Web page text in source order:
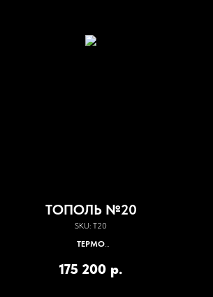
ТОПОЛЬ №20
SKU: Т20
ТЕРМО
7%
175 200 р.